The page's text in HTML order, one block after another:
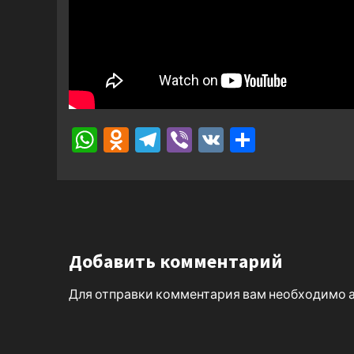
WhatsApp
Odnoklassniki
Telegram
Viber
VK
Добавить комментарий
Для отправки комментария вам необходимо